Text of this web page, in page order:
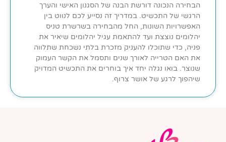
הבחירה הנכונה דורשת הבנה של הסגנון האישי והערך
הרגשי של התכשיט. במדריך זה נסייע לכם לנווט בין
האפשרויות השונות, החל מהבחירה בשרשרת טניס
יהלומים נוצצת ועד להתאמת עגיל יהלומים שיאיר את
פניה, כדי שתוכלו להעניק מזכרת בלתי נשכחת שתלווה
את האם הטרייה לאורך שנים ותסמל את הקשר העמוק
שנוצר. בואו נגלה יחד איך בוחרים את התכשיט המדויק
שיהפוך לרגע של אושר צרוף.